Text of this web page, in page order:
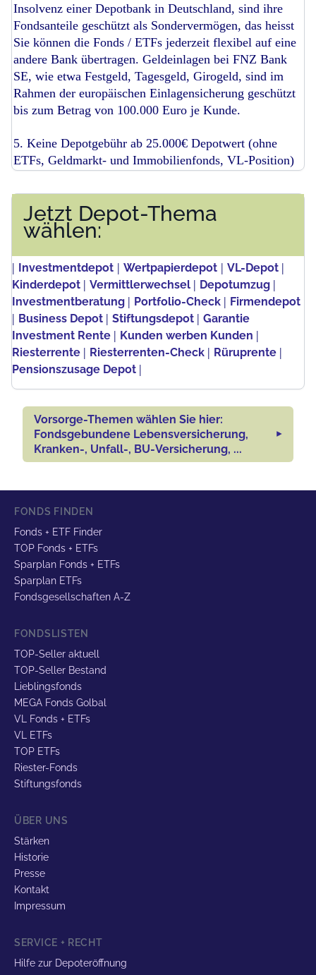
Insolvenz einer Depotbank in Deutschland, sind ihre
Fondsanteile geschützt als Sondervermögen, das heisst
Sie können die Fonds / ETFs jederzeit flexibel auf eine
andere Bank übertragen. Geldeinlagen bei FNZ Bank
SE, wie etwa Festgeld, Tagesgeld, Girogeld, sind im
Rahmen der europäischen Einlagensicherung geschützt
bis zum Betrag von 100.000 Euro je Kunde.
5. Keine Depotgebühr ab 25.000€ Depotwert (ohne
ETFs, Geldmarkt- und Immobilienfonds, VL-Position)
Jetzt Depot-Thema
wählen:
| Investmentdepot | Wertpapierdepot | VL-Depot |
Kinderdepot | Vermittlerwechsel | Depotumzug |
Investmentberatung | Portfolio-Check | Firmendepot
| Business Depot | Stiftungsdepot | Garantie
Investment Rente | Kunden werben Kunden |
Riesterrente | Riesterrenten-Check | Rüruprente |
Pensionszusage Depot |
Vorsorge-Themen wählen Sie hier:
Fondsgebundene Lebensversicherung,
Kranken-, Unfall-, BU-Versicherung, ...
FONDS FINDEN
Fonds + ETF Finder
TOP Fonds + ETFs
Sparplan Fonds + ETFs
Sparplan ETFs
Fondsgesellschaften A-Z
FONDSLISTEN
TOP-Seller aktuell
TOP-Seller Bestand
Lieblingsfonds
MEGA Fonds Golbal
VL Fonds + ETFs
VL ETFs
TOP ETFs
Riester-Fonds
Stiftungsfonds
ÜBER UNS
Stärken
Historie
Presse
Kontakt
Impressum
SERVICE + RECHT
Hilfe zur Depoteröffnung